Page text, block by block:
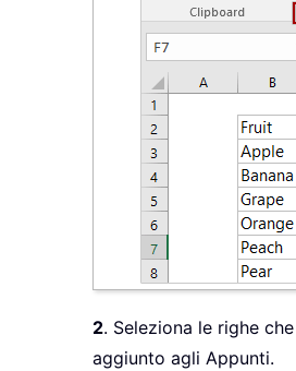
2. Seleziona le righe
aggiunto agli Appunti.